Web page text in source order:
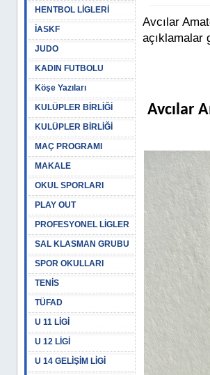
HENTBOL LİGLERİ
İASKF
JUDO
KADIN FUTBOLU
Köşe Yazıları
KULÜPLER BİRLİĞİ
KULÜPLER BİRLİĞİ
MAÇ PROGRAMI
MAKALE
OKUL SPORLARI
PLAY OUT
PROFESYONEL LİGLER
SAL KLASMAN GRUBU
SPOR OKULLARI
TENİS
TÜFAD
U 11 LİGİ
U 12 LİGİ
U 14 GELİŞİM LİGİ
Avcılar
açıklamalar
Avcılar